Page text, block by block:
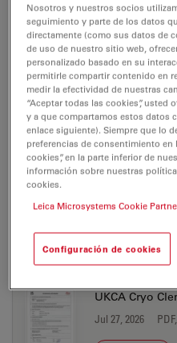
Certificados Software
EM Cryo CLEM
CERTIFICADOS
EC DoC EM
DOWNLOAD
UKCA Cryo
Jul 27, 2026
Nosotros y nuestros socios
seguimiento y parte de los datos
directamente (como sus datos de
de uso de nuestro sitio web,
personalizado basado en su
permitirle compartir contenido en
medir la efectividad de nuestras
“Aceptar todas las cookies”,
y a que compartamos estos datos
enlace siguiente). Siempre que lo
preferencias de consentimiento
cookies”, en la parte inferior de
información sobre nuestras
cookies.
Leica Microsystems Cookie
Configuración de cookies